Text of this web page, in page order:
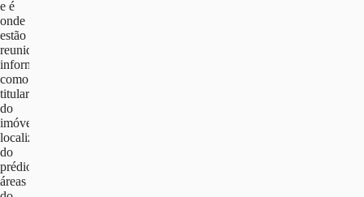
e é
onde
estão
reunidas
informações
como
titulares
do
imóvel,
localização
do
prédio,
áreas